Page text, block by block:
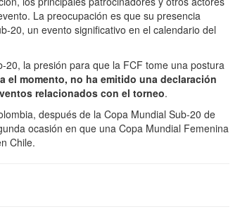
La preocupación es que su presencia
20, un evento significativo en el calendario del
la presión para que la FCF tome una postura
el momento, no ha emitido una declaración
relacionados con el torneo.
después de la Copa Mundial Sub-20 de
ocasión en que una Copa Mundial Femenina
Chile.